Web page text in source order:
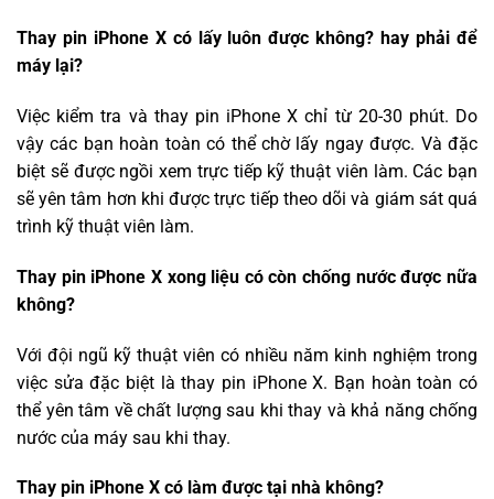
Thay pin iPhone X có lấy luôn được không? hay phải để
máy lại?
Việc kiểm tra và thay pin iPhone X chỉ từ 20-30 phút. Do
vậy các bạn hoàn toàn có thể chờ lấy ngay được. Và đặc
biệt sẽ được ngồi xem trực tiếp kỹ thuật viên làm. Các bạn
sẽ yên tâm hơn khi được trực tiếp theo dõi và giám sát quá
trình kỹ thuật viên làm.
Thay pin iPhone X xong liệu có còn chống nước được nữa
không?
Với đội ngũ kỹ thuật viên có nhiều năm kinh nghiệm trong
việc sửa đặc biệt là thay pin iPhone X. Bạn hoàn toàn có
thể yên tâm về chất lượng sau khi thay và khả năng chống
nước của máy sau khi thay.
Thay pin iPhone X có làm được tại nhà không?